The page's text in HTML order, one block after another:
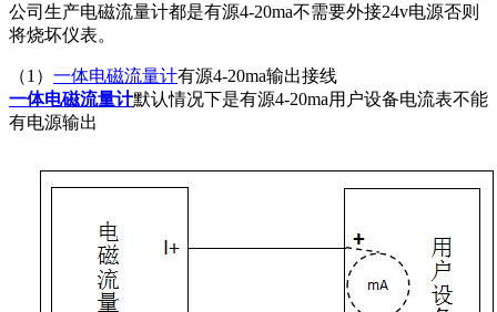
公司生产电磁流量计都是有源4-20ma不需要外接24v电源否则
将烧坏仪表。
（1） 一体电磁流量计有源4-20ma输出接线
一体电磁流量计默认情况下是有源4-20ma用户设备电流表不能
有电源输出